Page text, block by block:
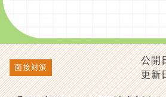
面
面接対策
公開
更新